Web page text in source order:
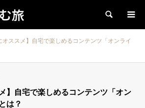
旅 検索
オススメ】自宅で楽しめるコンテンツ「オンライ
】自宅で楽しめるコンテンツ「オン
は？